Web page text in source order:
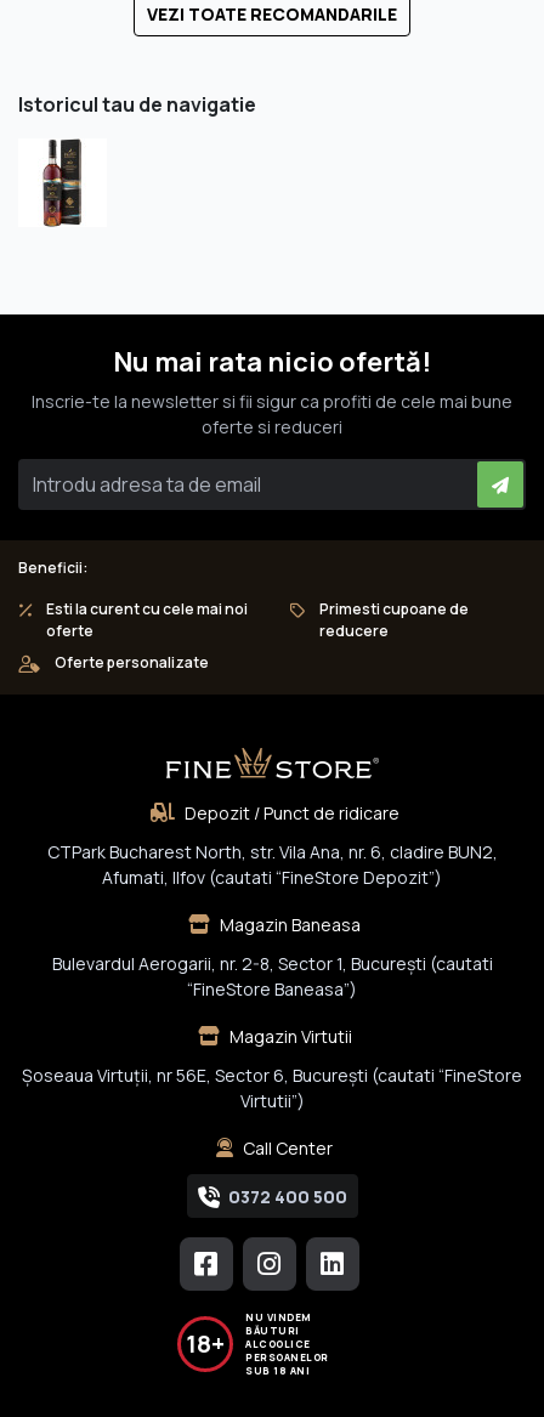
VEZI TOATE RECOMANDARILE
Istoricul tau de navigatie
Nu mai rata nicio ofertă!
Inscrie-te la newsletter si fii sigur ca profiti de cele mai bune
oferte si reduceri
Beneficii:
Esti la curent cu cele mai noi
oferte
Primesti cupoane de
reducere
Oferte personalizate
Depozit / Punct de ridicare
CTPark Bucharest North, str. Vila Ana, nr. 6, cladire BUN2,
Afumati, Ilfov (cautati “FineStore Depozit”)
Magazin Baneasa
Bulevardul Aerogarii, nr. 2-8, Sector 1, Bucureşti (cautati
“FineStore Baneasa”)
Magazin Virtutii
Șoseaua Virtuții, nr 56E, Sector 6, București (cautati “FineStore
Virtutii”)
Call Center
0372 400 500
18+
NU VINDEM
BĂUTURI
ALCOOLICE
PERSOANELOR
SUB 18 ANI